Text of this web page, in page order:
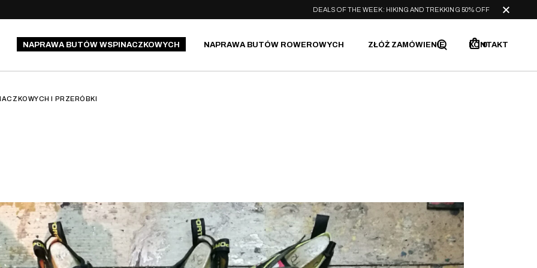
DEALS OF THE WEEK: HIKING AND TREKKING 50% OFF
NAPRAWA BUTÓW WSPINACZKOWYCH
RAKOBUTY: PRZERÓBKA
NAPRAWA BUTÓW ROWEROWYCH ZŁÓŻ ZAMÓWIENIE KONTAKT
0
I PRZERÓBKI